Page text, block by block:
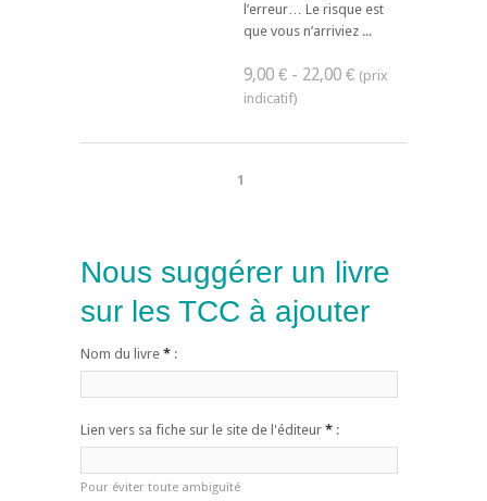
l’erreur… Le risque est
que vous n’arriviez ...
9,00 € - 22,00 €
1
Nous suggérer un livre
sur les TCC à ajouter
Nom du livre * :
Lien vers sa fiche sur le site de l'éditeur * :
Pour éviter toute ambiguïté